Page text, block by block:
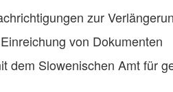
zur
von Dokumenten
dem Slowenischen Amt für